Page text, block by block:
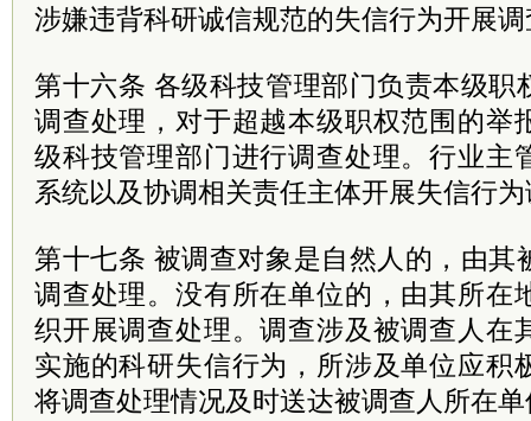
涉嫌违背科研诚信规范的失信行为开展
第十六条 各级科技管理部门负责本级职
调查处理，对于超越本级职权范围的举
级科技管理部门进行调查处理。行业主
系统以及协调相关责任主体开展失信行
第十七条 被调查对象是自然人的，由其
调查处理。没有所在单位的，由其所在
织开展调查处理。调查涉及被调查人在
实施的科研失信行为，所涉及单位应积
将调查处理情况及时送达被调查人所在